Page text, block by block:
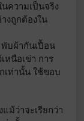
ความเป็นจริง
งถูกต้องใน
บผ้ากันเปื้อน
หนือเข่า การ
เท่านั้น ใช้ขอบ
ม้ว่าจะเรียกว่า